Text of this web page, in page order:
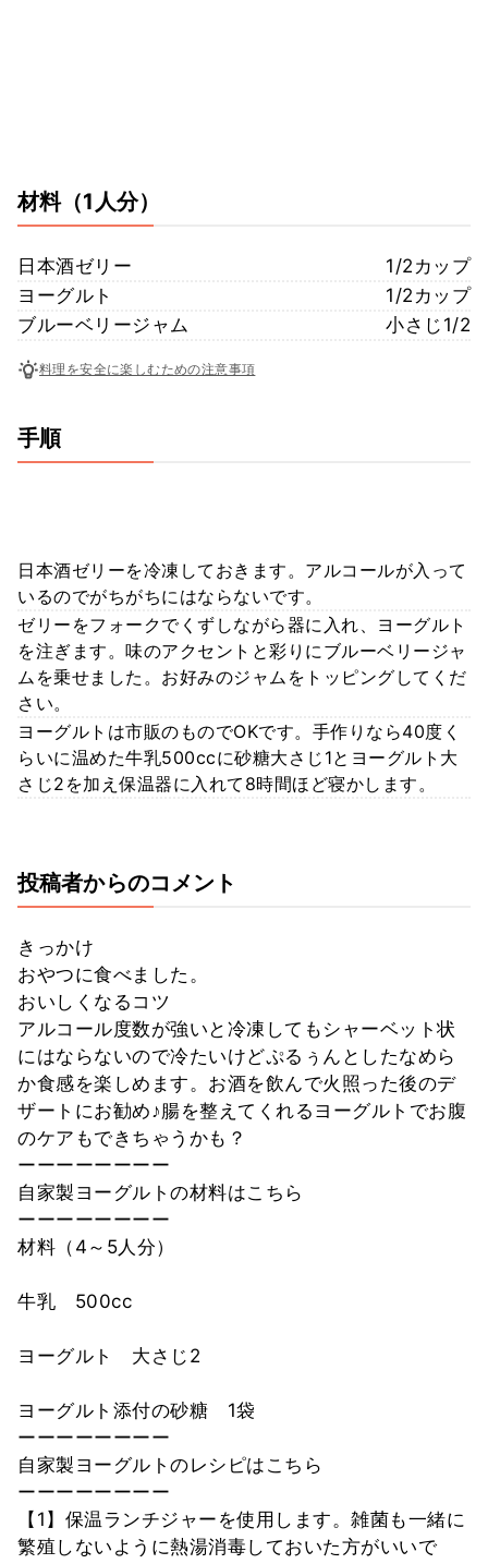
材料（1人分）
日本酒ゼリー
1/2カップ
ヨーグルト
1/2カップ
ブルーベリージャム
小さじ1/2
料理を安全に楽しむための注意事項
手順
日本酒ゼリーを冷凍しておきます。アルコールが入って
いるのでがちがちにはならないです。
ゼリーをフォークでくずしながら器に入れ、ヨーグルト
を注ぎます。味のアクセントと彩りにブルーベリージャ
ムを乗せました。お好みのジャムをトッピングしてくだ
さい。
ヨーグルトは市販のものでOKです。手作りなら40度く
らいに温めた牛乳500ccに砂糖大さじ1とヨーグルト大
さじ2を加え保温器に入れて8時間ほど寝かします。
投稿者からのコメント
きっかけ
おやつに食べました。
おいしくなるコツ
アルコール度数が強いと冷凍してもシャーベット状
にはならないので冷たいけどぷるぅんとしたなめら
か食感を楽しめます。お酒を飲んで火照った後のデ
ザートにお勧め♪腸を整えてくれるヨーグルトでお腹
のケアもできちゃうかも？
ーーーーーーーー
自家製ヨーグルトの材料はこちら
ーーーーーーーー
材料（4～5人分）
牛乳 500cc
ヨーグルト 大さじ2
ヨーグルト添付の砂糖 1袋
ーーーーーーーー
自家製ヨーグルトのレシピはこちら
ーーーーーーーー
【1】保温ランチジャーを使用します。雑菌も一緒に
繁殖しないように熱湯消毒しておいた方がいいで